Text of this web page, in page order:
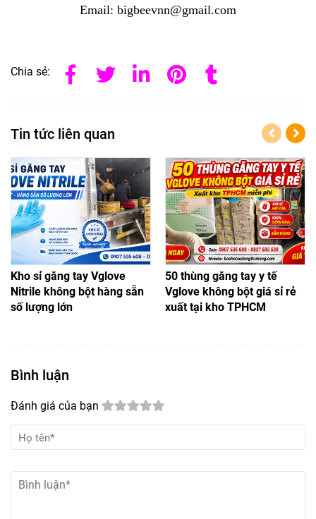
Email: bigbeevnn@gmail.com
Chia sẻ:
Tin tức liên quan
Kho sỉ găng tay Vglove
Nitrile không bột hàng sẵn
số lượng lớn
50 thùng găng tay y tế
Vglove không bột giá sỉ rẻ
xuất tại kho TPHCM
Bình luận
Đánh giá của bạn